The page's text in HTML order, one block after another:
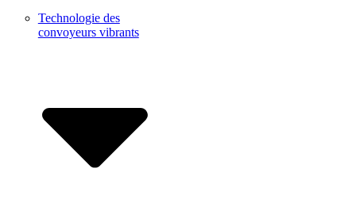
Technologie des
convoyeurs vibrants